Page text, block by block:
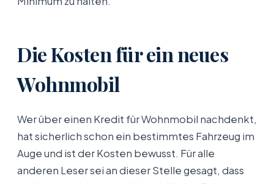
Die Kosten für ein neues
Wohnmobil
Wer über einen Kredit für Wohnmobil nachdenkt,
hat sicherlich schon ein bestimmtes Fahrzeug im
Auge und ist der Kosten bewusst. Für alle
anderen Leser sei an dieser Stelle gesagt, dass